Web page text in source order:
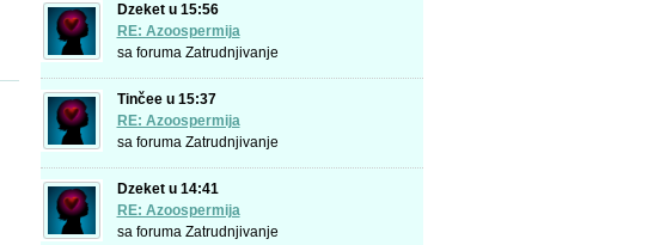
Dzeket u 15:56
RE: Azoospermija
sa foruma Zatrudnjivanje
Tinčee u 15:37
RE: Azoospermija
sa foruma Zatrudnjivanje
Dzeket u 14:41
RE: Azoospermija
sa foruma Zatrudnjivanje